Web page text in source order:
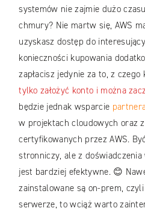
systemów nie zajmie dużo
chmury? Nie martw się, AWS
uzyskasz dostęp do
konieczności kupowania
zapłacisz jedynie za to, z czego
tylko założyć konto i można
będzie jednak wsparcie
w projektach cloudowych oraz
certyfikowanych przez AWS.
stronniczy, ale z
jest bardziej efektywne. 😊
zainstalowane są on-prem,
serwerze, to wciąż warto